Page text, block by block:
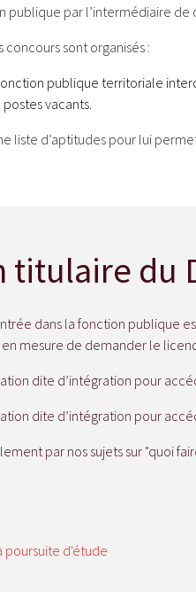
publique par l’intermédiaire de
sont organisés :
publique territoriale
vacants.
liste d’aptitudes pour lui
titulaire
dans la fonction publique
mesure de demander le
dite d’intégration pour
dite d’intégration pour
par nos sujets sur "quoi
poursuite d'étude